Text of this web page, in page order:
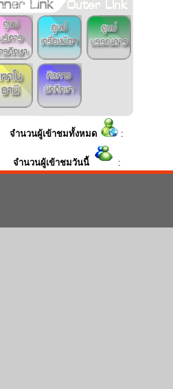
จำนวนผู้เข้าชมทั้งหมด :
จำนวนผู้เข้าชมวันนี้ :